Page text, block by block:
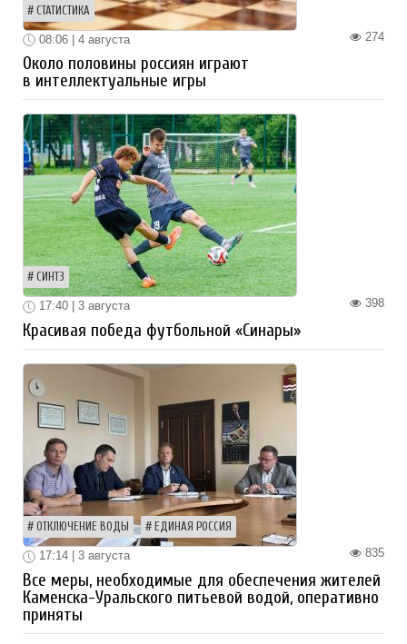
СТАТИСТИКА
274
08:06 | 4 августа
Около половины россиян играют
в интеллектуальные игры
СИНТЗ
398
17:40 | 3 августа
Красивая победа футбольной «Синары»
ОТКЛЮЧЕНИЕ ВОДЫ ЕДИНАЯ РОССИЯ
835
17:14 | 3 августа
Все меры, необходимые для обеспечения жителей
Каменска-Уральского питьевой водой, оперативно
приняты